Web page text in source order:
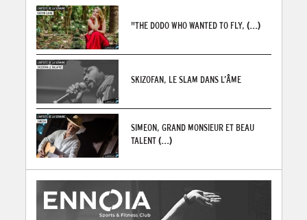
"THE DODO WHO WANTED TO FLY, (...)
SKIZOFAN, LE SLAM DANS L’ÂME
SIMEON, GRAND MONSIEUR ET BEAU
TALENT(...)